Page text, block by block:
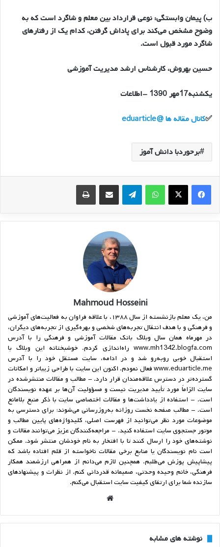
ب) پيمان وابستگي: نوعي قرارداد بين معلم و شاگرد است كه به
وضوح مشخص مي‌كند براي پاداش گرفتن، كدام يك از رفتارهاي
شاگرد مورد قبول است.
حسين بهروش، كارشناس ارشد مديريت آموزشي
یکشنبه17مهر 1390 -اطلاعات
✅کانال مقاله ها @eduarticle
برحوردبا دانش آموز
واتس آپ اشتراک گذاری از طریق ایمیل
Mahmoud Hosseini
من، یک معلم بازنشسته از سال ۱۳۸۸، با علاقه فراوان به فعالیت‌های آموزشی
و فرهنگی و با هدف انتقال تجربه‌های شخصی و بهره‌گیری از تجربه‌های دیگران،
در مهرماه همان سال وبلاگ بانک مقالات آموزشی و فرهنگی را با آدرس
www.mh1342.blogfa.com راه‌اندازی کردم. خوشبختانه این وبلاگ با
استقبال خوبی روبه‌رو شد و در ادامه، سایت مستقل خود را با آدرس
www.eduarticle.me فعال نمودم. اکنون این سایت با طراحی زیباتر و امکانات
گسترده‌تر در دسترس علاقه‌مندان قرار دارد. - مطالب و مقالات منتشرشده در
سایت الزاماً مورد تأیید مدیریت نیست و مسؤولیت آن‌ها بر عهده نویسندگان
است. - استفاده از یادداشت‌ها و مقالات اختصاصی سایت با ذکر منبع بلامانع
است. - مطالب صفحه نخست روزانه به‌روزرسانی می‌شوند؛ برای دسترسی به
موضوعات مورد نظر می‌توانید از فهرست اصلی، کلیدواژه‌های پایین مطالب و
موتور جستجوی سایت استفاده کنید. - مراجعه‌کنندگان عزیز می‌توانند مقالات و
نوشته‌های خود را ارسال کنند تا با افتخار به نام خودشان منتشر شود. ممکن
است نام نویسندگان یا منابع برخی مقالات ناخواسته از قلم افتاده باشد که
پیشاپیش پوزش می‌طلبم. همچنین لازم می‌دانم از همراهی ارزشمند همکار
فرهنگی، خانم وحیده وحدتی، صمیمانه قدردانی کنم. از نظرات و پیشنهادهای
سازنده شما برای ارتقای کیفیت سایت استقبال می‌کنم.
نوشته های مشابه